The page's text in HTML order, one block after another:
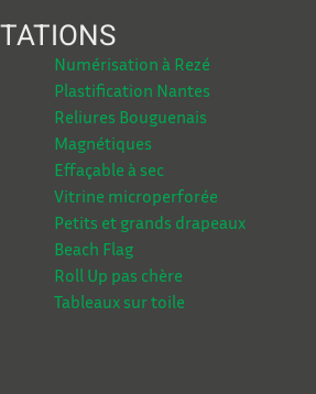
Numérisation à Rezé
Plastification Nantes
Reliures Bouguenais
Magnétiques
Effaçable à sec
Vitrine microperforée
Petits et grands drapeaux
Beach Flag
Roll Up pas chère
Tableaux sur toile